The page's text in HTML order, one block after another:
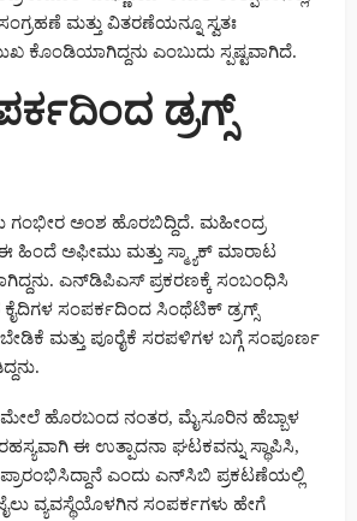
ಮತ್ತು ವಿತರಣೆಯನ್ನೂ ಸ್ವತಃ
ಕೊಂಡಿಯಾಗಿದ್ದನು ಎಂಬುದು ಸ್ಪಷ್ಟವಾಗಿದೆ.
ಡ್ರಗ್ಸ್
ಗಂಭೀರ ಅಂಶ ಹೊರಬಿದ್ದಿದೆ. ಮಹೀಂದ್ರ
ಅಫೀಮು ಮತ್ತು ಸ್ಮ್ಯಾಕ್ ಮಾರಾಟ
ಎನ್‌ಡಿಪಿಎಸ್ ಪ್ರಕರಣಕ್ಕೆ ಸಂಬಂಧಿಸಿ
ಕೈದಿಗಳ ಸಂಪರ್ಕದಿಂದ ಸಿಂಥೆಟಿಕ್ ಡ್ರಗ್ಸ್
ಮತ್ತು ಪೂರೈಕೆ ಸರಪಳಿಗಳ ಬಗ್ಗೆ ಸಂಪೂರ್ಣ
ಹೊರಬಂದ ನಂತರ, ಮೈಸೂರಿನ ಹೆಬ್ಬಾಳ
ರಹಸ್ಯವಾಗಿ ಈ ಉತ್ಪಾದನಾ ಘಟಕವನ್ನು ಸ್ಥಾಪಿಸಿ,
ಎಂದು ಎನ್‌ಸಿಬಿ ಪ್ರಕಟಣೆಯಲ್ಲಿ
ವ್ಯವಸ್ಥೆಯೊಳಗಿನ ಸಂಪರ್ಕಗಳು ಹೇಗೆ